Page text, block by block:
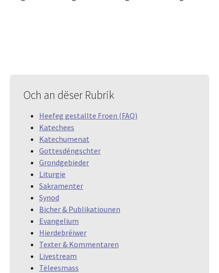
Och an dëser Rubrik
Heefeg gestallte Froen (FAQ)
Katechees
Katechumenat
Gottesdéngschter
Grondgebieder
Liturgie
Sakramenter
Synod
Bicher & Publikatiounen
Evangelium
Hierdebréiwer
Texter & Kommentaren
Livestream
Tëleesmass